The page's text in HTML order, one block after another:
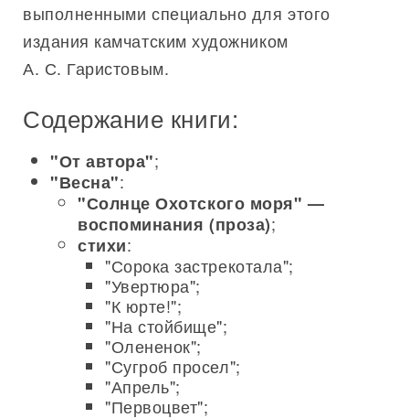
выполненными специально для этого
издания камчатским художником
А. С. Гаристовым.
Содержание книги:
"От автора";
"Весна":
"Солнце Охотского моря" —
воспоминания (проза);
стихи:
"Сорока застрекотала";
"Увертюра";
"К юрте!";
"На стойбище";
"Олененок";
"Сугроб просел";
"Апрель";
"Первоцвет";